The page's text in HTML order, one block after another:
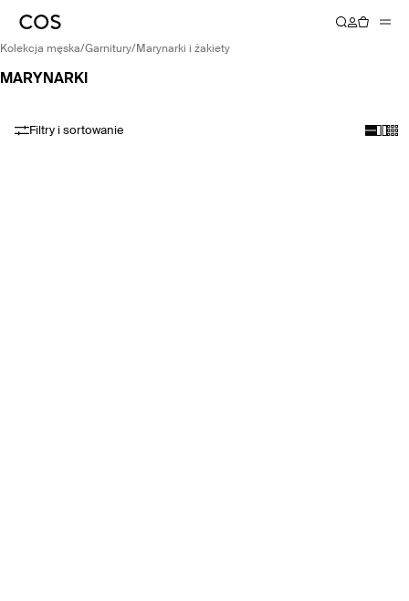
kolekcja męska/ garnitury/ marynarki i żakiety
MARYNARKI
Filtry i sortowanie